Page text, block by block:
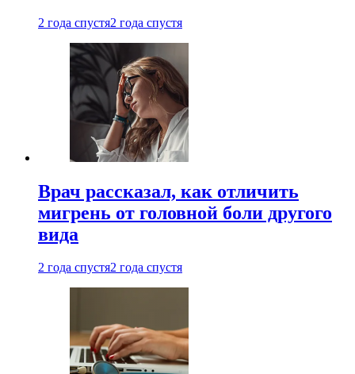
2 года спустя2 года спустя
Врач рассказал, как отличить
мигрень от головной боли другого
вида
2 года спустя2 года спустя